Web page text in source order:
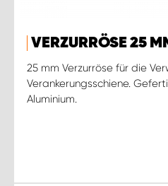
VERZURRÖSE 25
25 mm Verzurröse für die
Verankerungsschiene.
Aluminium.